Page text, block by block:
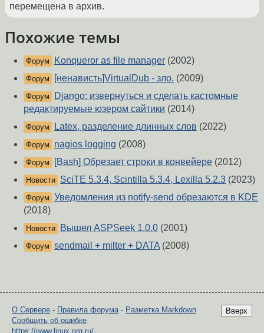
перемещена в архив.
Похожие темы
Форум Konqueror as file manager (2002)
Форум [ненависть]VirtualDub - зло. (2009)
Форум
Django: извернуться и сделать кастомные
редактируемые юзером сайтики (2014)
Форум Latex, разделение длинных слов (2022)
Форум nagios logging (2008)
Форум [Bash] Обрезает строки в конвейере (2012)
Новости SciTE 5.3.4, Scintilla 5.3.4, Lexilla 5.2.3 (2023)
Форум Уведомления из notify-send обрезаются в KDE
(2018)
Новости Вышел ASPSeek 1.0.0 (2001)
Форум sendmail + milter + DATA (2008)
Вверх
О Сервере - Правила форума- Разметка Markdown
Сообщить об ошибке
https://www.linux.org.ru/